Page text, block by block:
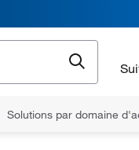
Solutions par domaine